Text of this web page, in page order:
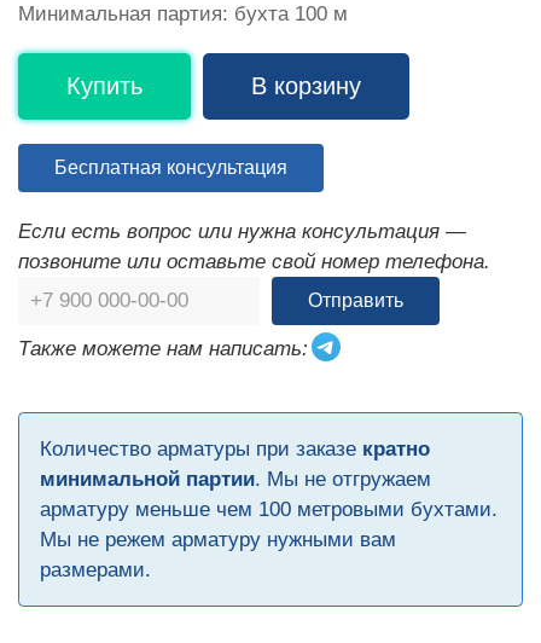
Минимальная партия: бухта 100 м
Купить В корзину
Бесплатная консультация
Если есть вопрос или нужна консультация —
позвоните или оставьте свой номер телефона.
Отправить
Также можете нам написать:
Количество арматуры при заказе кратно
минимальной партии. Мы не отгружаем
арматуру меньше чем 100 метровыми бухтами.
Мы не режем арматуру нужными вам
размерами.